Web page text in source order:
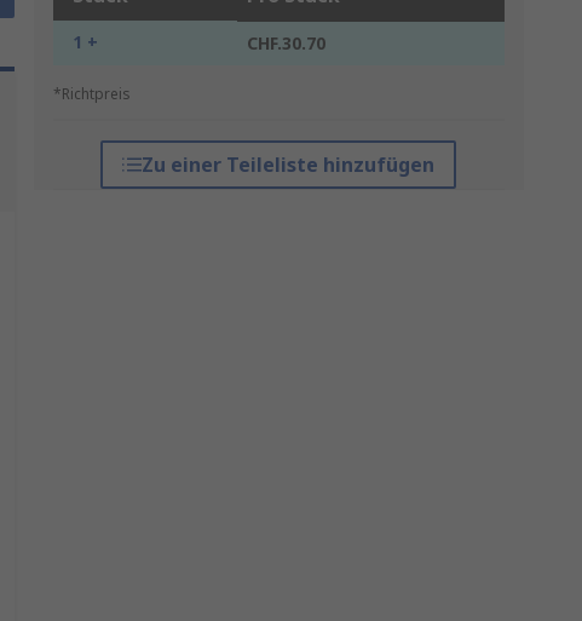
1 + CHF.30.70
*Richtpreis
Zu einer Teileliste hinzufügen